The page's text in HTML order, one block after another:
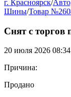
г. Красноярск/
Шины/Товар
Снят с торгов
20 июля 2026 08:34
Причина:
Продано